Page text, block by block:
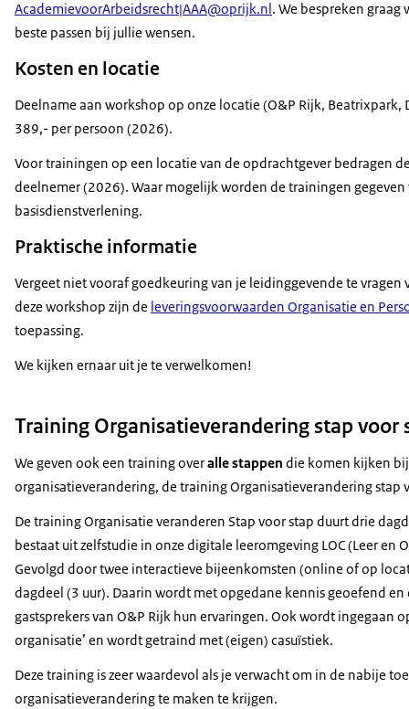
AcademievoorArbeidsrecht|AAA@oprijk.nl. We bespreken graag
beste passen bij jullie wensen.
Kosten en locatie
Deelname aan workshop op onze locatie (O&P Rijk, Beatrixpark,
389,- per persoon (2026).
Voor trainingen op een locatie van de opdrachtgever bedragen
deelnemer (2026). Waar mogelijk worden de trainingen
basisdienstverlening.
Praktische informatie
Vergeet niet vooraf goedkeuring van je leidinggevende te vragen
deze workshop zijn de leveringsvoorwaarden Organisatie en
toepassing.
We kijken ernaar uit je te verwelkomen!
Training Organisatieverandering stap voor
We geven ook een training overalle stappen die komen kijken
organisatieverandering, de training Organisatieverandering stap
De training Organisatie veranderen Stap voor stap duurt drie
bestaat uit zelfstudie in onze digitale leeromgeving LOC (Leer en
Gevolgd door twee interactieve bijeenkomsten (online of op
dagdeel (3 uur). Daarin wordt met opgedane kennis geoefend en
gastsprekers van O&P Rijk hun ervaringen. Ook wordt ingegaan
organisatie’ en wordt getraind met (eigen) casuïstiek.
Deze training is zeer waardevol als je verwacht om in de nabije
organisatieverandering te maken te krijgen.